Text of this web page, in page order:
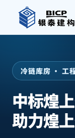
冷链库房 · 工
中标煌
助力煌